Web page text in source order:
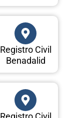
Registro Civil
Benadalid